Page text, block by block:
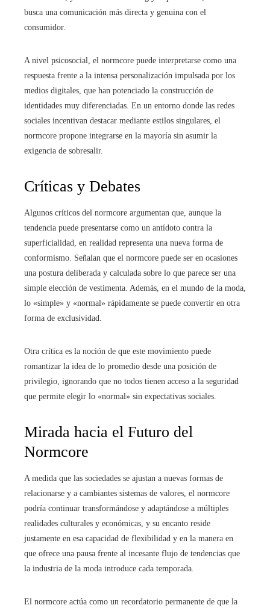
busca una comunicación más directa y genuina con el
consumidor.
A nivel psicosocial, el normcore puede interpretarse como una
respuesta frente a la intensa personalización impulsada por los
medios digitales, que han potenciado la construcción de
identidades muy diferenciadas. En un entorno donde las redes
sociales incentivan destacar mediante estilos singulares, el
normcore propone integrarse en la mayoría sin asumir la
exigencia de sobresalir.
Críticas y Debates
Algunos críticos del normcore argumentan que, aunque la
tendencia puede presentarse como un antídoto contra la
superficialidad, en realidad representa una nueva forma de
conformismo. Señalan que el normcore puede ser en ocasiones
una postura deliberada y calculada sobre lo que parece ser una
simple elección de vestimenta. Además, en el mundo de la moda,
lo «simple» y «normal» rápidamente se puede convertir en otra
forma de exclusividad.
Otra crítica es la noción de que este movimiento puede
romantizar la idea de lo promedio desde una posición de
privilegio, ignorando que no todos tienen acceso a la seguridad
que permite elegir lo «normal» sin expectativas sociales.
Mirada hacia el Futuro del
Normcore
A medida que las sociedades se ajustan a nuevas formas de
relacionarse y a cambiantes sistemas de valores, el normcore
podría continuar transformándose y adaptándose a múltiples
realidades culturales y económicas, y su encanto reside
justamente en esa capacidad de flexibilidad y en la manera en
que ofrece una pausa frente al incesante flujo de tendencias que
la industria de la moda introduce cada temporada.
El normcore actúa como un recordatorio permanente de que la